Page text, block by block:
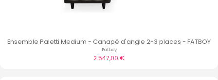
Ensemble Paletti Medium - Canapé d'angle 2-3 places - FATBOY
Fatboy
2 547,00 €